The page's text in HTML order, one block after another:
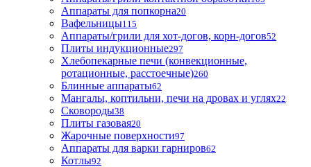
Аппараты для попкорна20
Вафельницы115
Аппараты/грили для хот-догов, корн-догов52
Плиты индукционные297
Хлебопекарные печи (конвекционные,
ротационные, расстоечные)260
Блинные аппараты62
Мангалы, коптильни, печи на дровах и углях22
Сковороды38
Плиты газовая20
Жарочные поверхности97
Аппараты для варки гарниров62
Котлы92